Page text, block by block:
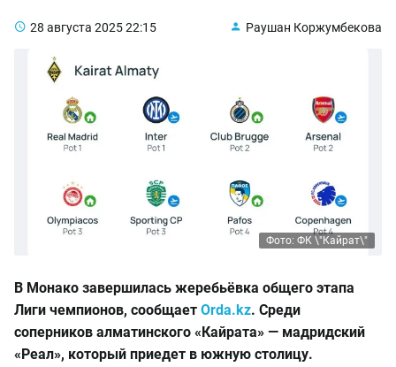
28 августа 202522:15 Раушан Коржумбекова
Фото: ФК \"Кайрат\"
В Монако завершилась жеребьёвка общего этапа
Лиги чемпионов, сообщает Orda.kz. Среди
соперников алматинского «Кайрата» — мадридский
«Реал», который приедет в южную столицу.